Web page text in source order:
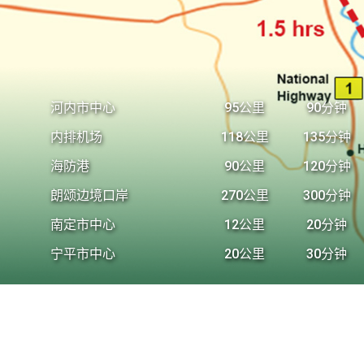
河内市中心 95公里
90分钟
内排机场
118公里
135分钟
海防港
90公里
120分钟
朗颂边境口岸
270公里
300分钟
南定市中心
12公里
20分钟
宁平市中心
20公里 30分钟